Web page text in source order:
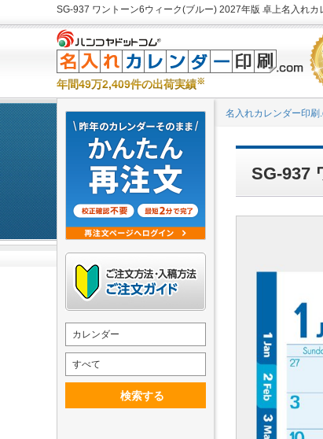
SG-937 ワントーン6ウィーク(ブルー) 2027年版 卓上名入れ
年間49万2,409件の出荷実績※
名入れカレンダー印刷
SG-937
カレンダー
すべて
検索する